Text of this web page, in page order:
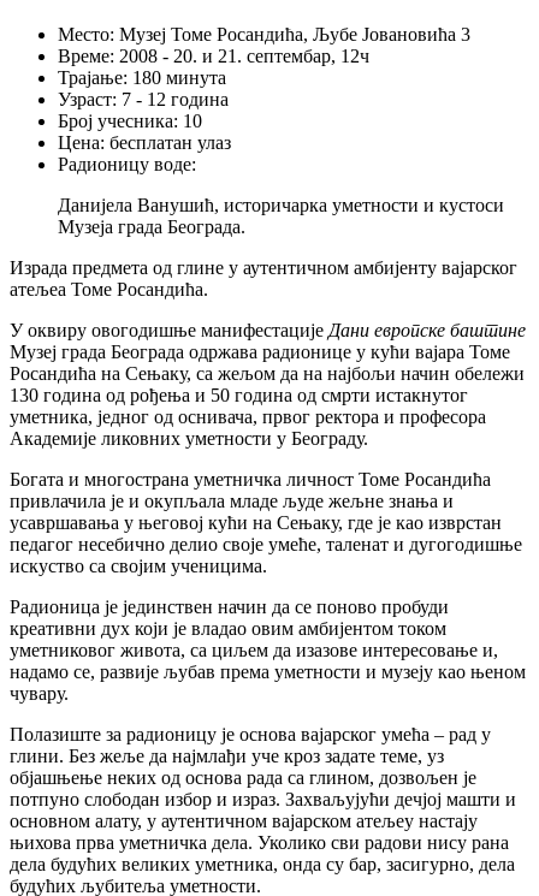
Место: Музеј Томе Росандића, Љубе Јовановића 3
Време: 2008 - 20. и 21. септембар, 12ч
Трајање: 180 минута
Узраст: 7 - 12 година
Број учесника: 10
Цена: бесплатан улаз
Радионицу воде:
Данијела Ванушић, историчарка уметности и кустоси
Музеја града Београда.
Израда предмета од глине у аутентичном амбијенту вајарског
атељеа Томе Росандића.
У оквиру овогодишње манифестације Дани европске баштине
Музеј града Београда одржава радионице у кући вајара Томе
Росандића на Сењаку, са жељом да на најбољи начин обележи
130 година од рођења и 50 година од смрти истакнутог
уметника, једног од оснивача, првог ректора и професора
Академије ликовних уметности у Београду.
Богата и многострана уметничка личност Томе Росандића
привлачила је и окупљала младе људе жељне знања и
усавршавања у његовој кући на Сењаку, где је као изврстан
педагог несебично делио своје умеће, таленат и дугогодишње
искуство са својим ученицима.
Радионица је јединствен начин да се поново пробуди
креативни дух који је владао овим амбијентом током
уметниковог живота, са циљем да изазове интересовање и,
надамо се, развије љубав према уметности и музеју као њеном
чувару.
Полазиште за радионицу је основа вајарског умећа – рад у
глини. Без жеље да најмлађи уче кроз задате теме, уз
објашњење неких од основа рада са глином, дозвољен је
потпуно слободан избор и израз. Захваљујући дечјој машти и
основном алату, у аутентичном вајарском атељеу настају
њихова прва уметничка дела. Уколико сви радови нису рана
дела будућих великих уметника, онда су бар, засигурно, дела
будућих љубитеља уметности.